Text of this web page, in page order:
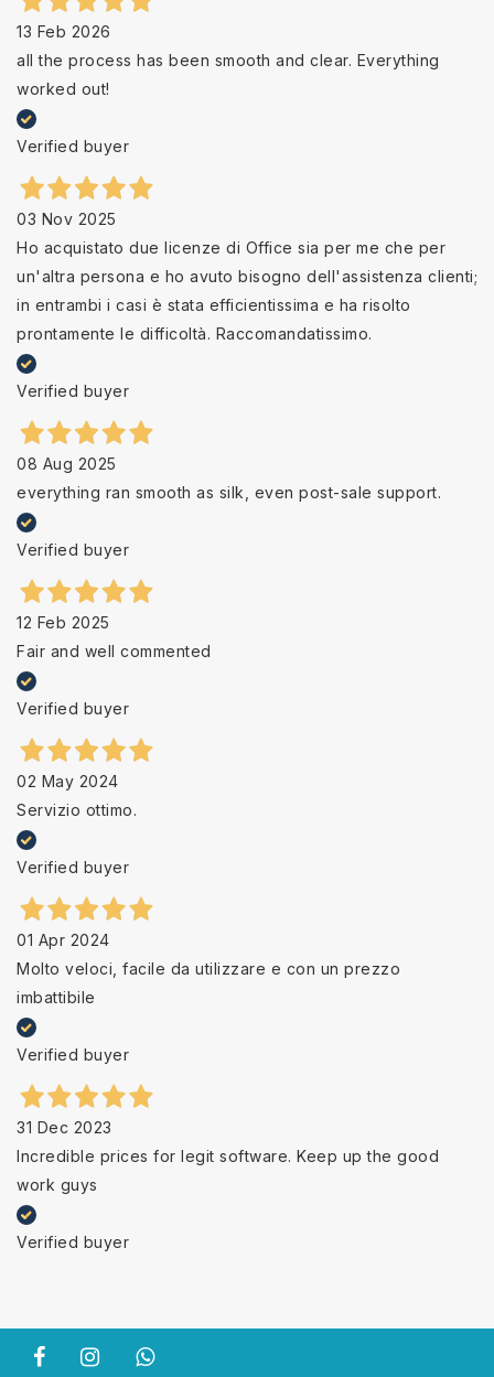
13 Feb 2026
all the process has been smooth and clear. Everything
worked out!
Verified buyer
03 Nov 2025
Ho acquistato due licenze di Office sia per me che per
un'altra persona e ho avuto bisogno dell'assistenza clienti;
in entrambi i casi è stata efficientissima e ha risolto
prontamente le difficoltà. Raccomandatissimo.
Verified buyer
08 Aug 2025
everything ran smooth as silk, even post-sale support.
Verified buyer
12 Feb 2025
Fair and well commented
Verified buyer
02 May 2024
Servizio ottimo.
Verified buyer
01 Apr 2024
Molto veloci, facile da utilizzare e con un prezzo
imbattibile
Verified buyer
31 Dec 2023
Incredible prices for legit software. Keep up the good
work guys
Verified buyer